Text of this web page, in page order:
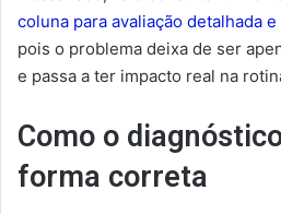
coluna para avaliação detalhada
pois o problema deixa de ser
e passa a ter impacto real na
Como o
forma correta